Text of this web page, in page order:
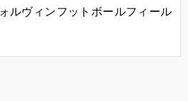
ルヴィンフットボールフィール